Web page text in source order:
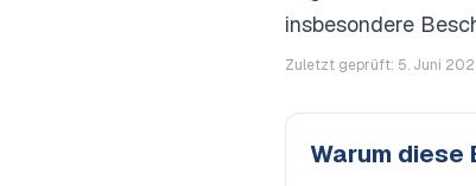
insbesondere
Zuletzt geprüft: 5. Juni
Warum diese